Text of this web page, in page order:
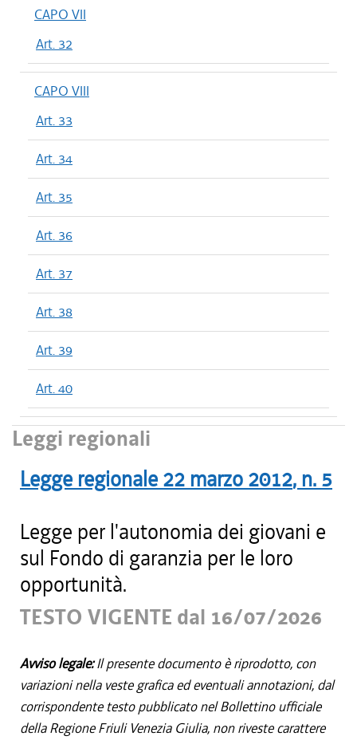
CAPO VII
Art. 32
CAPO VIII
Art. 33
Art. 34
Art. 35
Art. 36
Art. 37
Art. 38
Art. 39
Art. 40
Leggi regionali
Legge regionale 22 marzo 2012, n. 5
Legge per l'autonomia dei giovani e
sul Fondo di garanzia per le loro
opportunità.
TESTO VIGENTE dal 16/07/2026
Avviso legale:Il presente documento è riprodotto, con
variazioni nella veste grafica ed eventuali annotazioni, dal
corrispondente testo pubblicato nel Bollettino ufficiale
della Regione Friuli Venezia Giulia, non riveste carattere